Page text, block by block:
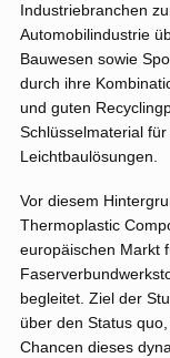
Industriebranchen
Automobilindustrie
Bauwesen sowie
durch ihre
und guten
Schlüsselmaterial
Leichtbaulösungen.
Vor diesem
Thermoplastic
europäischen Markt
begleitet. Ziel der
über den Status
Chancen dieses